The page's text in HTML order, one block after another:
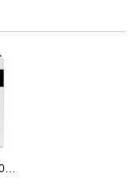
CB463A HP CM6030/6040转印组件　转印皮带